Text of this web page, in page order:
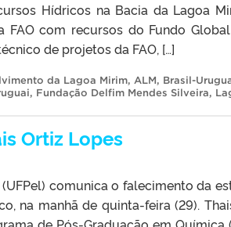
Hídricos na Bacia da Lagoa
FAO com recursos do Fundo
de projetos da FAO, […]
da Lagoa Mirim, ALM, Brasil-
, Fundação Delfim Mendes Silveira,
Ortiz Lopes
comunica o falecimento da
na manhã de quinta-feira (29).